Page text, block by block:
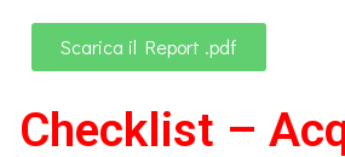
Scarica il Report .pdf
Checklist –